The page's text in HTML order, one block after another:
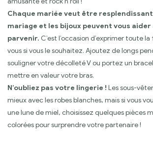
Chaque mariée veut être
mariage et les bijoux peuvent vous aider
parvenir. C’est l’occasion d’exprimer toute
vous si vous le souhaitez. Ajoutez de longs
souligner votre décolleté V ou portez un
mettre en valeur votre bras.
N’oubliez pas votre lingerie ! Les sous-
mieux avec les robes blanches, mais si vous
une lune de miel, choisissez quelques pièces
colorées pour surprendre votre partenaire !